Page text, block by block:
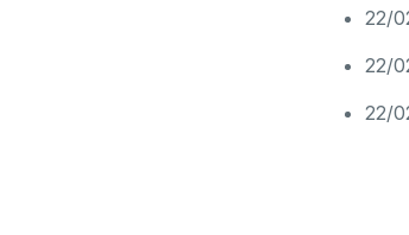
22/
22/
22/